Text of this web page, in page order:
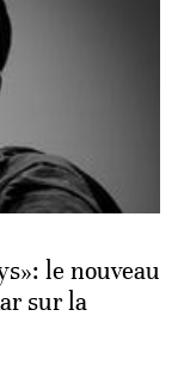
le nouveau
sur la